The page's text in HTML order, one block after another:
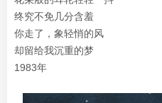
终究不免几分含羞
你走了，象轻悄的风
却留给我沉重的梦
1983年